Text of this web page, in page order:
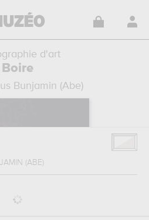
d'art
Boire
Bunjamin (Abe)
(ABE)